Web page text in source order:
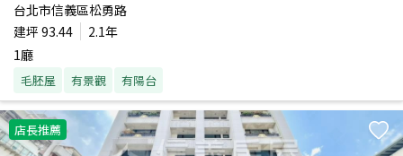
台北市信義區松勇路
建坪 93.44
2.1年
1廳
毛胚屋 有景觀 有陽台
店長推薦